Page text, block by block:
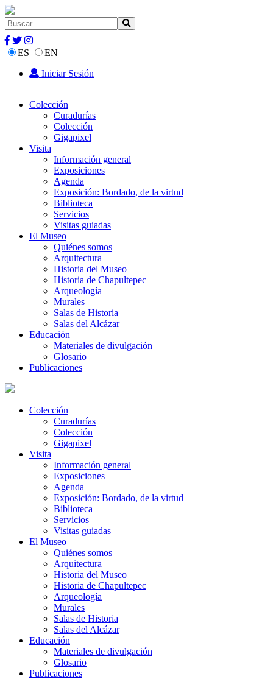
ES
EN
Iniciar Sesión
Colección
Curadurías
Colección
Gigapixel
Visita
Información general
Exposiciones
Agenda
Exposición: Bordado, de la virtud
Biblioteca
Servicios
Visitas guiadas
El Museo
Quiénes somos
Arquitectura
Historia del Museo
Historia de Chapultepec
Arqueología
Murales
Salas de Historia
Salas del Alcázar
Educación
Materiales de divulgación
Glosario
Publicaciones
Colección
Curadurías
Colección
Gigapixel
Visita
Información general
Exposiciones
Agenda
Exposición: Bordado, de la virtud
Biblioteca
Servicios
Visitas guiadas
El Museo
Quiénes somos
Arquitectura
Historia del Museo
Historia de Chapultepec
Arqueología
Murales
Salas de Historia
Salas del Alcázar
Educación
Materiales de divulgación
Glosario
Publicaciones